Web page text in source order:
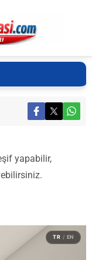
yapabilir,